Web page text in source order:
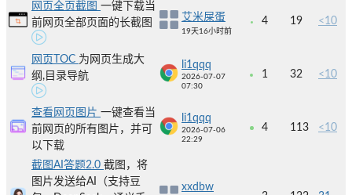
网页全页截图 一键下载当
前网页全部页面的长截图
艾米屎蛋
19天16小时前
4 19 <10
网页TOC 为网页生成大
纲,目录导航
li1qqq
2026-07-07
07:30
1 32 <10
查看网页图片 一键查看当
前网页的所有图片，并可
以下载
li1qqq
2026-07-06
22:29
4 113 <10
截图AI答题2.0 截图，将
图片发送给AI（支持豆
xxdbw